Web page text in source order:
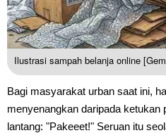
Ilustrasi sampah belanja online
Bagi masyarakat urban saat ini,
menyenangkan daripada ketukan
lantang: "Pakeeet!" Seruan itu